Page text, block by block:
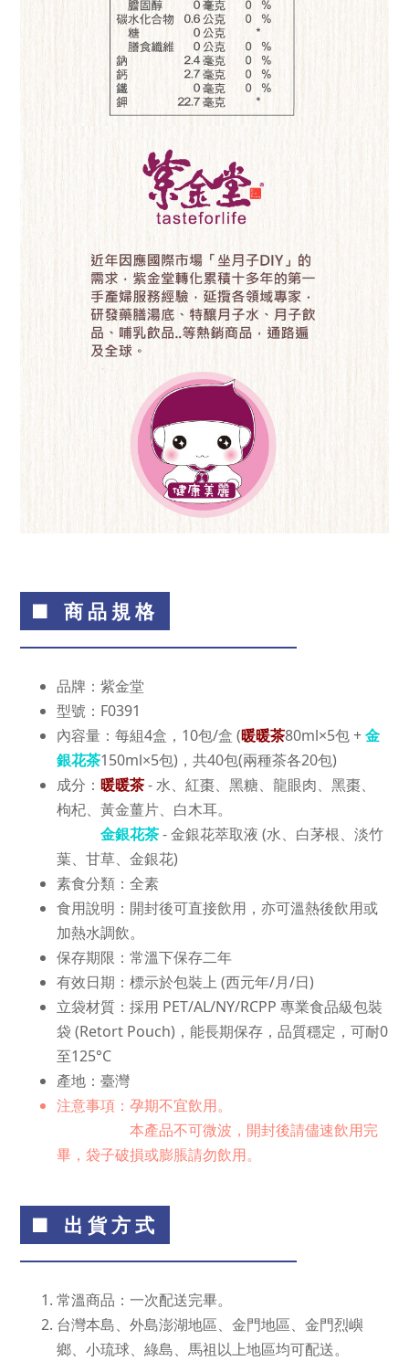
■ 商品規格
品牌：紫金堂
型號：F0391
內容量：每組4盒，10包/盒 (暖暖茶80ml×5包 +金
銀花茶150ml×5包)，共40包(兩種茶各20包)
成分： 暖暖茶- 水、紅棗、黑糖、龍眼肉、黑棗、
枸杞、黃金薑片、白木耳。
金銀花茶- 金銀花萃取液 (水、白茅根、淡竹
葉、甘草、金銀花)
素食分類：全素
食用說明：開封後可直接飲用，亦可溫熱後飲用或
加熱水調飲。
保存期限：常溫下保存二年
有效日期：標示於包裝上 (西元年/月/日)
立袋材質：採用 PET/AL/NY/RCPP 專業食品級包裝
袋 (Retort Pouch)，能長期保存，品質穩定，可耐0
至125°C
產地：臺灣
注意事項：孕期不宜飲用。
本產品不可微波，開封後請儘速飲用完
畢，袋子破損或膨脹請勿飲用。
■ 出貨方式
常溫商品：一次配送完畢。
台灣本島、外島澎湖地區、金門地區、金門烈嶼
鄉、小琉球、綠島、馬祖以上地區均可配送。